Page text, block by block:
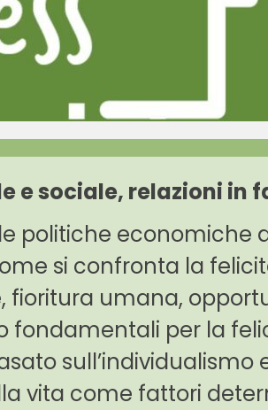
e sociale, relazioni
politiche economiche
si confronta la
fioritura umana,
fondamentali per la
vita come fattori